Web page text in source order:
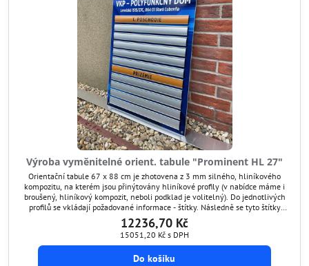
Výroba vyměnitelné orient. tabule "Prominent HL 27"
Orientační tabule 67 x 88 cm je zhotovena z 3 mm silného, hliníkového
kompozitu, na kterém jsou přinýtovány hliníkové profily (v nabídce máme i
broušený, hliníkový kompozit, neboli podklad je volitelný). Do jednotlivých
profilů se vkládají požadované informace - štítky. Následně se tyto štítky
překryjí ochranným transparentním štítem, který je antireflexní a chrání
grafiku před poškozením....
12236,70 Kč
15051,20 Kč s DPH
Do košíku